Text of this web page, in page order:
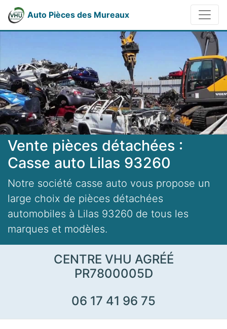
Auto Pièces des Mureaux
Vente pièces détachées :
Casse auto Lilas 93260
Notre société casse auto vous propose un
large choix de pièces détachées
automobiles à Lilas 93260 de tous les
marques et modèles.
CENTRE VHU AGRÉÉ
PR7800005D
06 17 41 96 75